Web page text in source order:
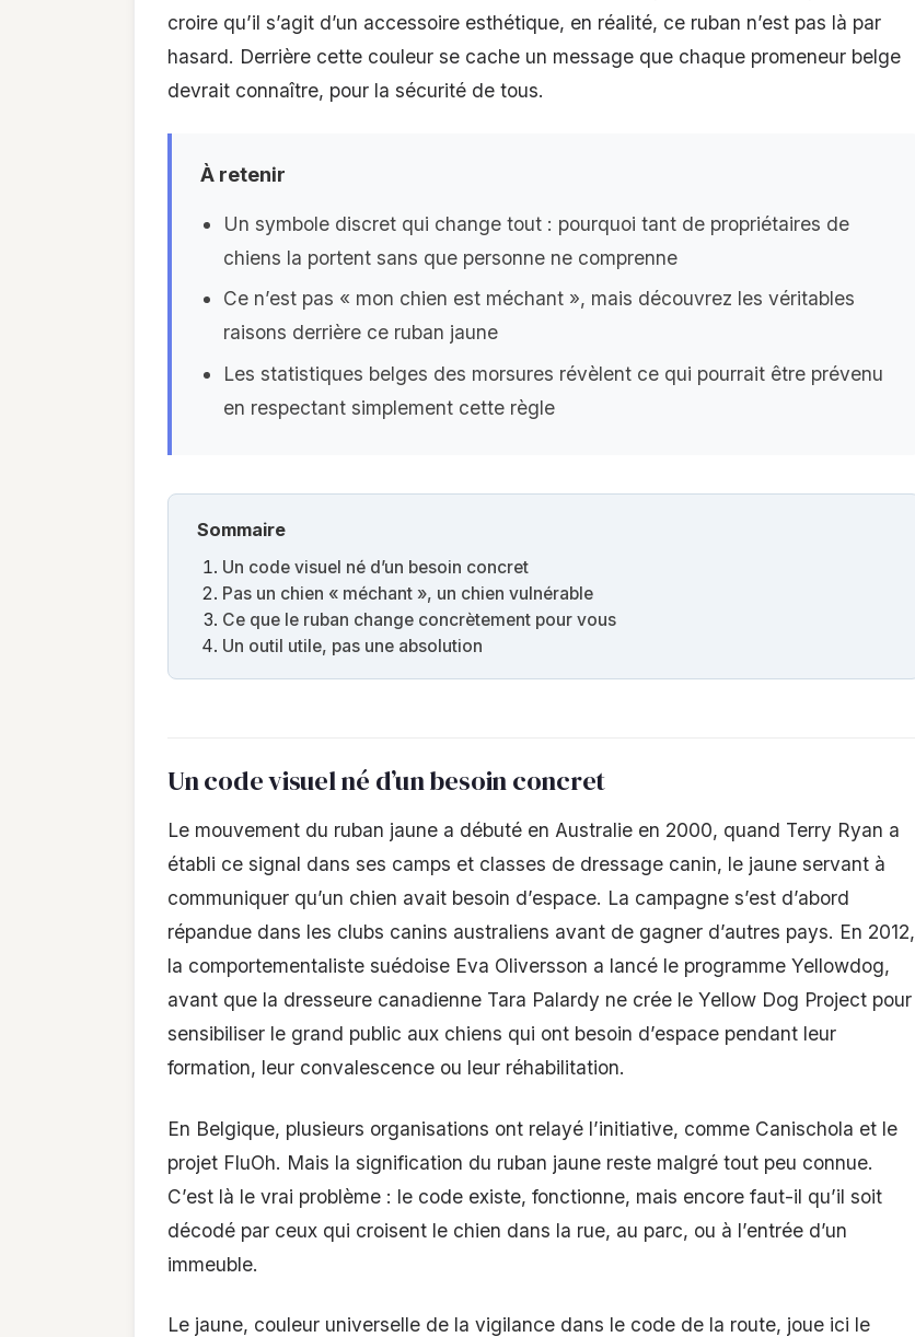
croire qu’il s’agit d’un accessoire esthétique, en réalité, ce ruban n’est pas là par
hasard. Derrière cette couleur se cache un message que chaque promeneur belge
devrait connaître, pour la sécurité de tous.
À retenir
Un symbole discret qui change tout : pourquoi tant de propriétaires de
chiens la portent sans que personne ne comprenne
Ce n’est pas « mon chien est méchant », mais découvrez les véritables
raisons derrière ce ruban jaune
Les statistiques belges des morsures révèlent ce qui pourrait être prévenu
en respectant simplement cette règle
Sommaire
Un code visuel né d’un besoin concret
Pas un chien « méchant », un chien vulnérable
Ce que le ruban change concrètement pour vous
Un outil utile, pas une absolution
Un code visuel né d’un besoin concret
Le mouvement du ruban jaune a débuté en Australie en 2000, quand Terry Ryan a
établi ce signal dans ses camps et classes de dressage canin, le jaune servant à
communiquer qu’un chien avait besoin d’espace. La campagne s’est d’abord
répandue dans les clubs canins australiens avant de gagner d’autres pays. En 2012,
la comportementaliste suédoise Eva Oliversson a lancé le programme Yellowdog,
avant que la dresseure canadienne Tara Palardy ne crée le Yellow Dog Project pour
sensibiliser le grand public aux chiens qui ont besoin d’espace pendant leur
formation, leur convalescence ou leur réhabilitation.
En Belgique, plusieurs organisations ont relayé l’initiative, comme Canischola et le
projet FluOh. Mais la signification du ruban jaune reste malgré tout peu connue.
C’est là le vrai problème : le code existe, fonctionne, mais encore faut-il qu’il soit
décodé par ceux qui croisent le chien dans la rue, au parc, ou à l’entrée d’un
immeuble.
Le jaune, couleur universelle de la vigilance dans le code de la route, joue ici le